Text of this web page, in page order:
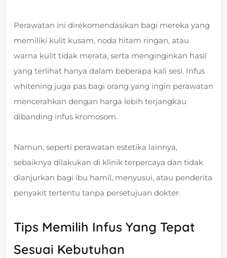
Perawatan ini direkomendasikan bagi mereka yang
memiliki kulit kusam, noda hitam ringan, atau
warna kulit tidak merata, serta menginginkan hasil
yang terlihat hanya dalam beberapa kali sesi. Infus
whitening juga pas bagi orang yang ingin perawatan
mencerahkan dengan harga lebih terjangkau
dibanding infus kromosom.
Namun, seperti perawatan estetika lainnya,
sebaiknya dilakukan di klinik terpercaya dan tidak
dianjurkan bagi ibu hamil, menyusui, atau penderita
penyakit tertentu tanpa persetujuan dokter.
Tips Memilih Infus Yang Tepat
Sesuai Kebutuhan